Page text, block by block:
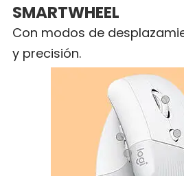
SMARTWHEEL
Con modos de
y precisión.